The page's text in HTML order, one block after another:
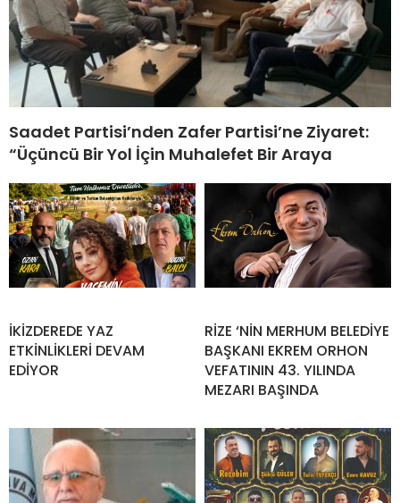
Saadet Partisi’nden Zafer Partisi’ne Ziyaret:
“Üçüncü Bir Yol İçin Muhalefet Bir Araya
İKİZDEREDE YAZ
ETKİNLİKLERİ DEVAM
EDİYOR
RİZE ‘NİN MERHUM BELEDİYE
BAŞKANI EKREM ORHON
VEFATININ 43. YILINDA
MEZARI BAŞINDA